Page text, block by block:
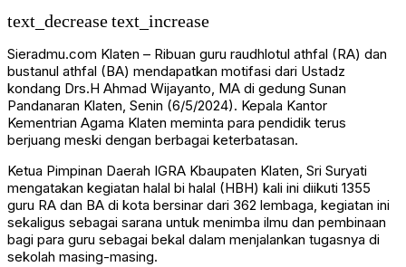
text_decreasetext_increase
Sieradmu.com Klaten – Ribuan guru raudhlotul athfal (RA) dan
bustanul athfal (BA) mendapatkan motifasi dari Ustadz
kondang Drs.H Ahmad Wijayanto, MA di gedung Sunan
Pandanaran Klaten, Senin (6/5/2024). Kepala Kantor
Kementrian Agama Klaten meminta para pendidik terus
berjuang meski dengan berbagai keterbatasan.
Ketua Pimpinan Daerah IGRA Kbaupaten Klaten, Sri Suryati
mengatakan kegiatan halal bi halal (HBH) kali ini diikuti 1355
guru RA dan BA di kota bersinar dari 362 lembaga, kegiatan ini
sekaligus sebagai sarana untuk menimba ilmu dan pembinaan
bagi para guru sebagai bekal dalam menjalankan tugasnya di
sekolah masing-masing.